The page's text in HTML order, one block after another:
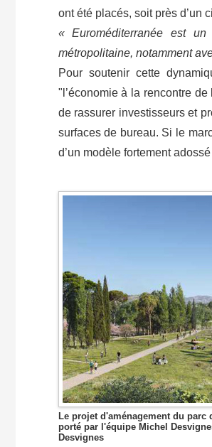
ont été placés, soit près d’un
« Euroméditerranée est un
métropolitaine, notamment
Pour soutenir cette
"l’économie à la rencontre
de rassurer investisseurs et
surfaces de bureau. Si le
d’un modèle fortement
Le projet d'aménagement du parc
porté par l'équipe Michel
Desvignes